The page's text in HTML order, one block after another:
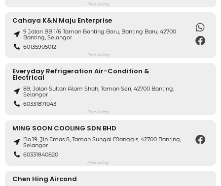
Free listing
Cahaya K&N Maju Enterprise
9 Jalan BB 1/6 Taman Banting Baru, Banting Baru, 42700
Banting, Selangor
60135905012
Free listing
Everyday Refrigeration Air-Condition &
Electrical
89, Jalan Sultan Alam Shah, Taman Seri, 42700 Banting,
Selangor
60331871043
Free listing
MING SOON COOLING SDN BHD
No.19, Jln Emas 8, Taman Sungai Manggis, 42700 Banting,
Selangor
60331840820
Free listing
Chen Hing Aircond